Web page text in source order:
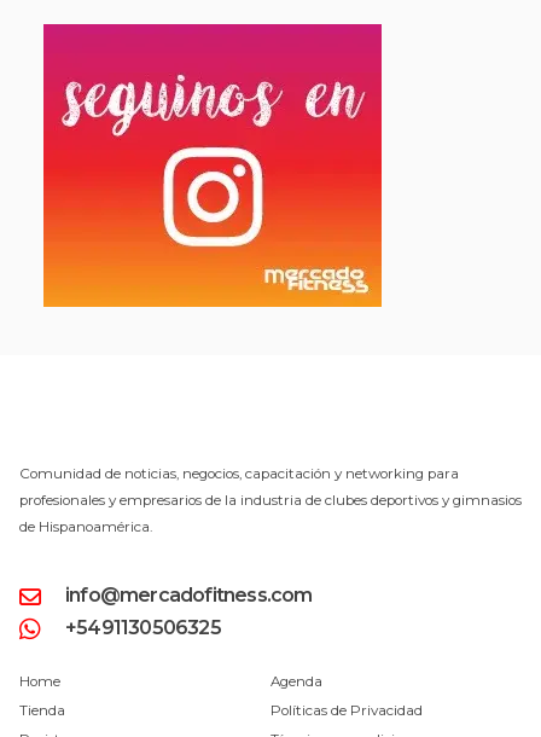
Comunidad de noticias, negocios, capacitación y networking para
profesionales y empresarios de la industria de clubes deportivos y gimnasios
de Hispanoamérica.
info@mercadofitness.com
+5491130506325
Home
Tienda
Agenda
Políticas de Privacidad